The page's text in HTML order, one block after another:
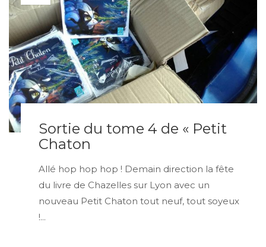
Sortie du tome 4 de « Petit
Chaton
Allé hop hop hop ! Demain direction la fête
du livre de Chazelles sur Lyon avec un
nouveau Petit Chaton tout neuf, tout soyeux
!...